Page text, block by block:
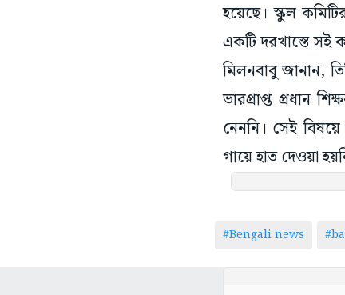
হয়েছে। স্কুল
একটি দরখাস্তে সই
মিলনবাবু জানান,
ভারপ্রাপ্ত প্রধান
নেননি। সেই
গায়ে হাত দেওয়া
#Bengali news